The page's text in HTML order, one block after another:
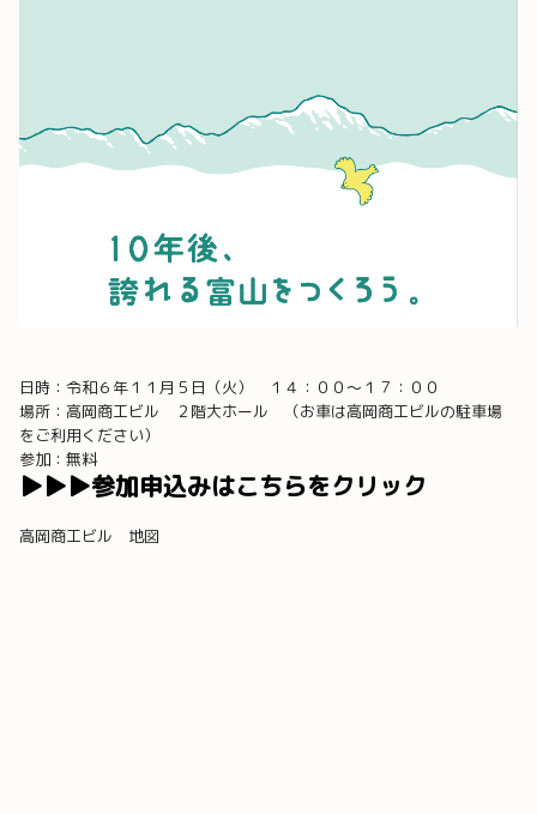
日時：令和６年１１月５日（火） １４：００～１７：００
場所：高岡商工ビル ２階大ホール （お車は高岡商工ビルの駐車場
をご利用ください）
参加：無料
▶▶▶参加申込みはこちらをクリック
高岡商工ビル 地図